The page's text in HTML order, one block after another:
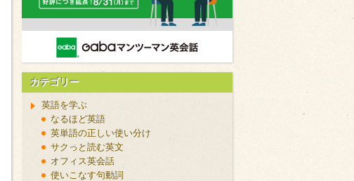
カテゴリー
英語を学ぶ
なるほど英語
英単語の正しい使い分け
サクっと読む英文
オフィス英会話
使いこなす句動詞